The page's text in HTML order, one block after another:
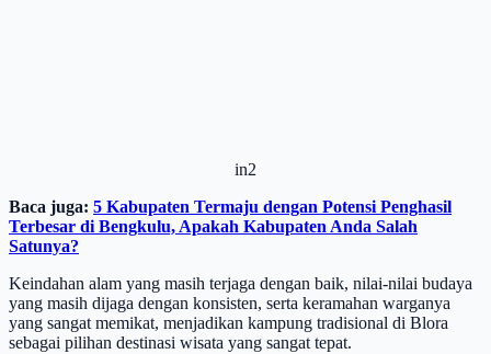
in2
Baca juga: 5 Kabupaten Termaju dengan Potensi Penghasil
Terbesar di Bengkulu, Apakah Kabupaten Anda Salah
Satunya?
Keindahan alam yang masih terjaga dengan baik, nilai-nilai budaya
yang masih dijaga dengan konsisten, serta keramahan warganya
yang sangat memikat, menjadikan kampung tradisional di Blora
sebagai pilihan destinasi wisata yang sangat tepat.